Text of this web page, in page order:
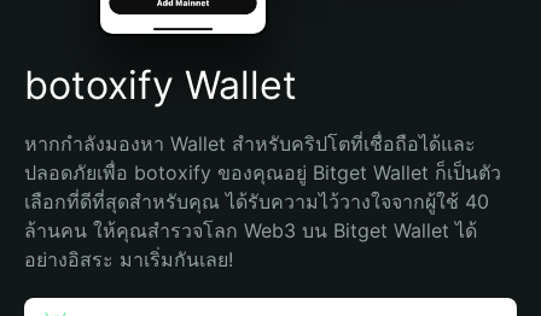
Español (Argentina)
botoxify Wallet
หากกำลังมองหา Wallet สำหรับคริปโตที่เชื่อถือได้และ
ปลอดภัยเพื่อ botoxify ของคุณอยู่ Bitget Wallet ก็เป็นตัว
เลือกที่ดีที่สุดสำหรับคุณ ได้รับความไว้วางใจจากผู้ใช้ 40
ล้านคน ให้คุณสำรวจโลก Web3 บน Bitget Wallet ได้
อย่างอิสระ มาเริ่มกันเลย!